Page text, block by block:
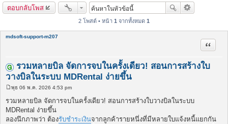
ตอบกลับโพส
2 โพสต์ • หน้า 1 จากทั้งหมด 1
mdsoft-support-m207
รวมหลายบิล จัดการจบในครั้งเดียว! สอนการสร้างใบ
วางบิลในระบบ MDRental ง่ายขึ้น
อ้างคำ
โ
พ
ส
ต์
พุธ 06 พ.ค. 2026 4:53 pm
รวมหลายบิล จัดการจบในครั้งเดียว! สอนการสร้างใบวางบิลในระบบ
MDRental ง่ายขึ้น
ลองนึกภาพว่า ต้องรับชำระเงินจากลูกค้ารายหนึ่งที่มีหลายใบแจ้งหนี้แยกกัน